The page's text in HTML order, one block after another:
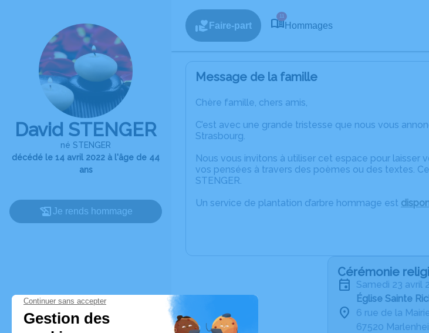
David STENGER
né STENGER
décédé le 14 avril 2022 à l'âge de 44
ans
Je rends hommage
Faire-part
11
Hommages
Message de la famille
Chère famille, chers amis,
C’est avec une grande tristesse que nous vous
Strasbourg.
Nous vous invitons à utiliser cet espace pour
vos pensées à travers des poèmes ou des textes.
STENGER.
Un service de plantation d’arbre hommage est
Cérémonie
samedi 23 avril
Église Sainte
6 rue de la
67520